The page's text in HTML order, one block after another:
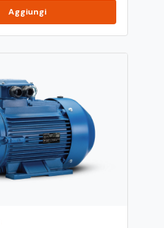
Aggiungi